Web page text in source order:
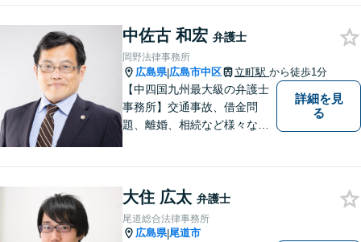
中佐古 和宏 弁護士
岡野法律事務所
広島県|広島市中区 立町駅 から徒歩1分
【中四国九州最大級の弁護士
事務所】交通事故、借金問
題、離婚、相続など様々な問
い！
詳細を見
る
大住 広太 弁護士
尾道総合法律事務所
広島県|尾道市